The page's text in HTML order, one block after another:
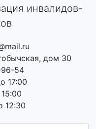
инвалидов-
дом 30
54
17:00
12:30